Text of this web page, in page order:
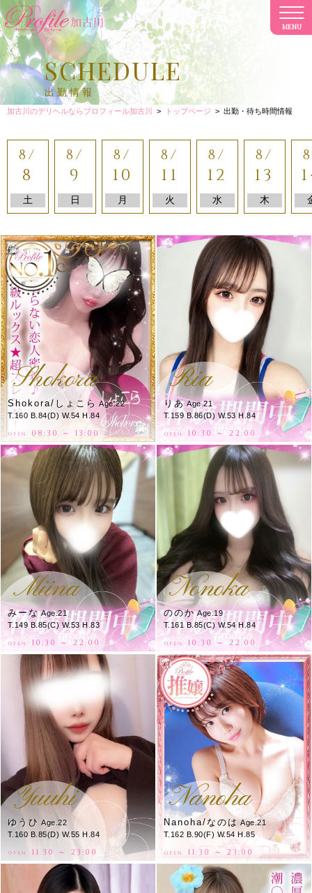
MENU
加古川のデリヘルならプロフィール加古川 > トップページ > 出勤・待ち時間情報
SCHEDULE
出勤情報
8/
8
土
8/
9
日
8/
10
月
8/
11
火
8/
12
水
8/
13
木
Shokora
Shokora/しょこら Age.22
T.160 B.84(D) W.54 H.84
OPEN. 08:30 ～ 13:00
Ria
りあAge.21
T.159 B.86(D) W.53 H.84
OPEN. 10:30 ～ 22:00
Miina
みーなAge.21
T.149 B.85(C) W.53 H.83
OPEN. 10:30 ～ 22:00
Nonoka
ののかAge.19
T.161 B.85(C) W.54 H.84
OPEN. 10:30 ～ 22:00
Yuuhi
ゆうひ Age.22
T.160 B.85(D) W.55 H.84
OPEN. 11:30 ～ 23:00
Nanoha
Nanoha/なのは Age.21
T.162 B.90(F) W.54 H.85
OPEN. 11:30 ～ 23:00